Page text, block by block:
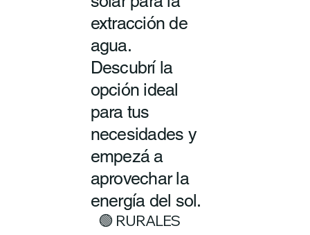
extracción de
agua.
Descubrí la
opción ideal
para tus
necesidades y
empezá a
aprovechar la
energía del sol.
🟢 RURALES